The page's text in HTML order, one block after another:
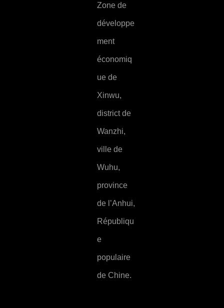
Zone de
développe
ment
économiq
ue de
Xinwu,
district de
Wanzhi,
ville de
Wuhu,
province
de l’Anhui,
Républiqu
e
populaire
de Chine.